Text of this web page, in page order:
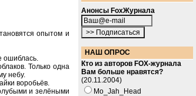
опытом и
ошиблась.
Только одна
небу.
воробьёв.
и зелёными
Анонсы FoxЖурнала
НАШ ОПРОС
Кто из авторов FOX-журнала
Вам больше нравятся?
(20.11.2004)
Mo_Jah_Head